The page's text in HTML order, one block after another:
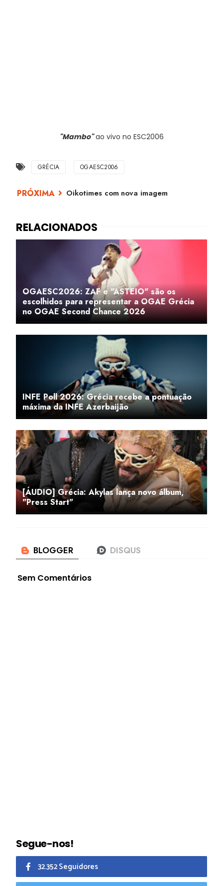
"Mambo"ao vivo no ESC2006
GRÉCIA OGAESC2006
Oikotimes com nova imagem
OGAESC2026: ZAF e "ASTEIO" são os
escolhidos para representar a OGAE Grécia
no OGAE Second Chance 2026
INFE Poll 2026: Grécia recebe a pontuação
máxima da INFE Azerbaijão
[ÁUDIO] Grécia: Akylas lança novo álbum,
"Press Start"
Sem Comentários
Segue-nos!
32.352 Seguidores